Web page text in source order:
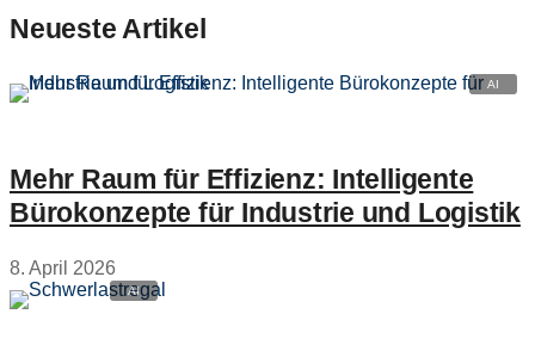
Neueste Artikel
Mehr Raum für Effizienz: Intelligente
Bürokonzepte für Industrie und Logistik
8. April 2026